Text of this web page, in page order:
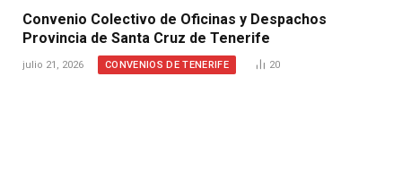
Convenio Colectivo de Oficinas y Despachos
Provincia de Santa Cruz de Tenerife
julio 21, 2026 CONVENIOS DE TENERIFE 20